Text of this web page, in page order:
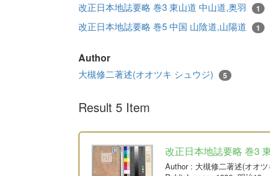
改正日本地誌要略 巻3 東山道 中山道,奥羽
1
改正日本地誌要略 巻5 中国 山陰道,山陽道 1
Author
大槻修二著述(オオツキ シュウジ) 5
Result 5 Item
改正日本地誌要略 巻3
Author: 大槻修二著述(オオ